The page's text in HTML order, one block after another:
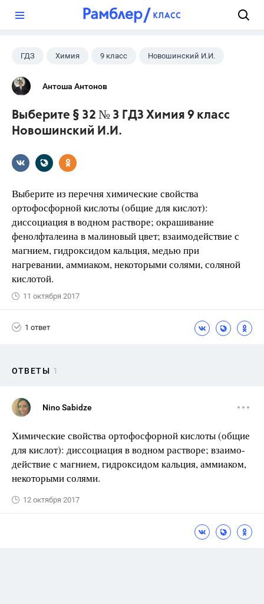
ГДЗ Химия 9 класс Новошинский И.И.
Антоша Антонов
Выберите § 32 № 3 ГДЗ Химия 9 класс
Новошинский И.И.
Выберите из перечня химические свойства
ортофосфорной кислоты (общие для кислот):
диссоциация в водном растворе; окрашивание
фенолфталеина в малиновый цвет; взаимодействие с
магнием, гидроксидом кальция, медью при
нагревании, аммиаком, некоторыми солями, соляной
кислотой.
11 октября 2017
1 ответ
ОТВЕТЫ 1
Nino Sabidze
Химические свойства ортофосфорной кислоты (общие
для кислот): диссоциация в водном растворе; взаимо-
действие с магнием, гидроксидом кальция, аммиаком,
некоторыми солями.
12 октября 2017